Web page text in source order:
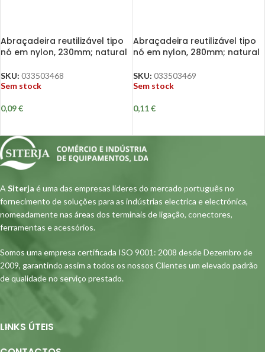
Abraçadeira reutilizável tipo
nó em nylon, 230mm; natural
SKU: 033503468
Sem stock
0,09€
Abraçadeira reutilizável tipo
nó em nylon, 280mm; natural
SKU: 033503469
Sem stock
0,11€
A Siterja é uma das empresas lideres do mercado português no
fornecimento de soluções para as indústrias electrica e electrónica,
nomeadamente nas áreas dos terminais de ligação, conectores,
ferramentas e acessórios.
Somos uma empresa certificada ISO 9001: 2008 desde Dezembro de
2009, garantindo assim a todos os nossos Clientes um elevado padrão
de qualidade no serviço prestado.
LINKS ÚTEIS